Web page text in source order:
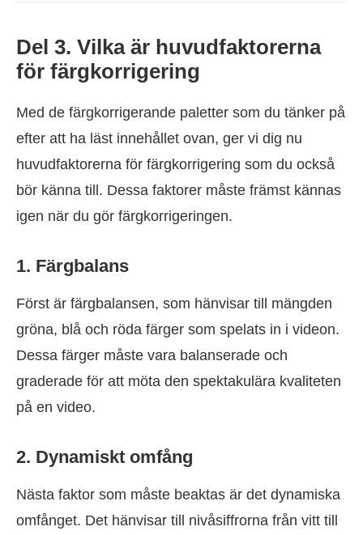
Del 3. Vilka är huvudfaktorerna
för färgkorrigering
Med de färgkorrigerande paletter som du tänker på
efter att ha läst innehållet ovan, ger vi dig nu
huvudfaktorerna för färgkorrigering som du också
bör känna till. Dessa faktorer måste främst kännas
igen när du gör färgkorrigeringen.
1. Färgbalans
Först är färgbalansen, som hänvisar till mängden
gröna, blå och röda färger som spelats in i videon.
Dessa färger måste vara balanserade och
graderade för att möta den spektakulära kvaliteten
på en video.
2. Dynamiskt omfång
Nästa faktor som måste beaktas är det dynamiska
omfånget. Det hänvisar till nivåsiffrorna från vitt till